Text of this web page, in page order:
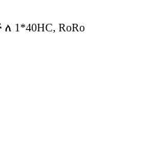
1*40HC, RoRo